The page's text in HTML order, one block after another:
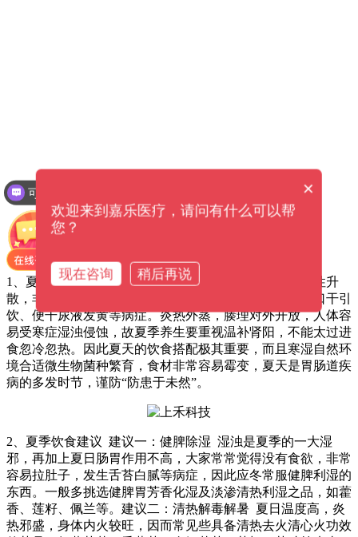
1、夏季养生专业知识 夏天暑为主导气，暑为阳邪。其性升
散，非常容易耗气量伤津，发生神疲倦力、短气懒言、口干引
饮、便干尿液发黄等病症。炎热外蒸，腠理对外开放，人体容
易受寒症湿浊侵蚀，故夏季养生要重视温补肾阳，不能太过进
食忽冷忽热。因此夏天的饮食搭配极其重要，而且寒湿自然环
境合适微生物菌种繁育，食材非常容易霉变，夏天是胃肠道疾
病的多发时节，谨防“防患于未然”。
2、夏季饮食建议 建议一：健脾除湿 湿浊是夏季的一大湿
邪，再加上夏日肠胃作用不高，大家常常觉得没有食欲，非常
容易拉肚子，发生舌苔白腻等病症，因此应冬常服健脾利湿的
东西。一般多挑选健脾胃芳香化湿及淡渗清热利湿之品，如藿
香、莲籽、佩兰等。建议二：清热解毒解暑 夏日温度高，炎
热邪盛，身体内火较旺，因而常见些具备清热去火清心火功效
×
欢迎来到嘉乐医疗，请问有什么可以帮
您？
现在咨询 稍后再说